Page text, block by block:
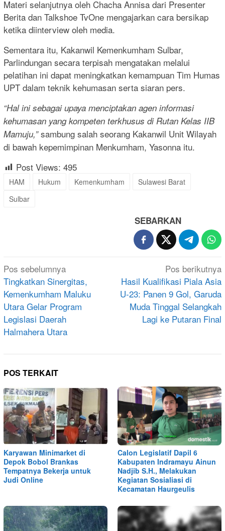
Materi selanjutnya oleh Chacha Annisa dari Presenter
Berita dan Talkshoe TvOne mengajarkan cara bersikap
ketika diinterview oleh media.
Sementara itu, Kakanwil Kemenkumham Sulbar,
Parlindungan secara terpisah mengatakan melalui
pelatihan ini dapat meningkatkan kemampuan Tim Humas
UPT dalam teknik kehumasan serta siaran pers.
“Hal ini sebagai upaya menciptakan agen informasi
kehumasan yang kompeten terkhusus di Rutan Kelas IIB
Mamuju,”sambung salah seorang Kakanwil Unit Wilayah
di bawah kepemimpinan Menkumham, Yasonna itu.
Post Views: 495
HAM Hukum Kemenkumham
Sulawesi Barat
Sulbar
SEBARKAN
Navigasi
pos
Pos sebelumnya
Tingkatkan Sinergitas,
Kemenkumham Maluku
Utara Gelar Program
Legislasi Daerah
Halmahera Utara
Pos berikutnya
Hasil Kualifikasi Piala Asia
U-23: Panen 9 Gol, Garuda
Muda Tinggal Selangkah
Lagi ke Putaran Final
POS TERKAIT
Karyawan Minimarket di
Depok Bobol Brankas
Tempatnya Bekerja untuk
Judi Online
Calon Legislatif Dapil 6
Kabupaten Indramayu Ainun
Nadjib S.H., Melakukan
Kegiatan Sosialiasi di
Kecamatan Haurgeulis